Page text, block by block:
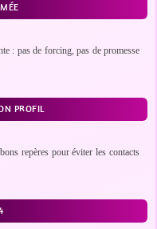
: pas de forcing, pas de promesse
PROFIL
repères pour éviter les contacts